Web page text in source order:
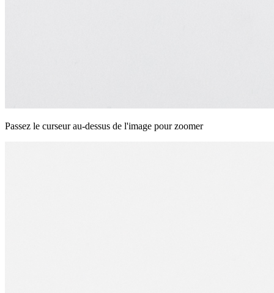
Passez le curseur au-dessus de l'image pour zoomer